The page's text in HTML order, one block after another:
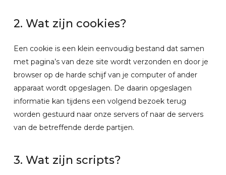
2. Wat zijn cookies?
Een cookie is een klein eenvoudig bestand dat samen
met pagina’s van deze site wordt verzonden en door je
browser op de harde schijf van je computer of ander
apparaat wordt opgeslagen. De daarin opgeslagen
informatie kan tijdens een volgend bezoek terug
worden gestuurd naar onze servers of naar de servers
van de betreffende derde partijen.
3. Wat zijn scripts?